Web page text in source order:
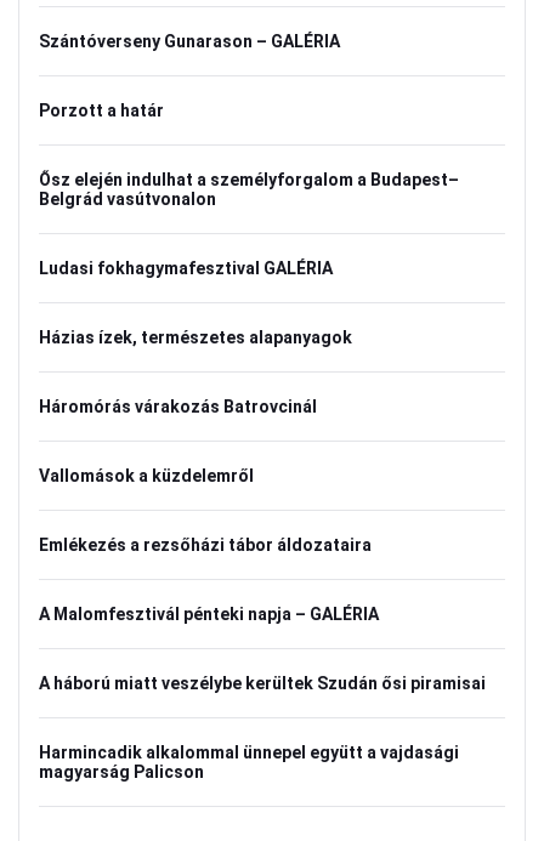
Szántóverseny Gunarason – GALÉRIA
Porzott a határ
Ősz elején indulhat a személyforgalom a Budapest–
Belgrád vasútvonalon
Ludasi fokhagymafesztival GALÉRIA
Házias ízek, természetes alapanyagok
Háromórás várakozás Batrovcinál
Vallomások a küzdelemről
Emlékezés a rezsőházi tábor áldozataira
A Malomfesztivál pénteki napja – GALÉRIA
A háború miatt veszélybe kerültek Szudán ősi piramisai
Harmincadik alkalommal ünnepel együtt a vajdasági
magyarság Palicson